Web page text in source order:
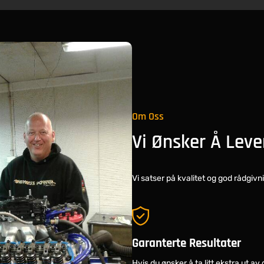
Om Oss
Vi Ønsker Å
Vi satser på kvalitet og god
Garanterte Resultater